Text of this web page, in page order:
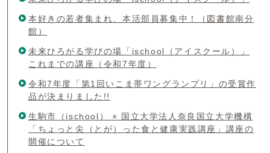
本好きの若者集まれ、本活部員募集中！（図書館南分
館）
未来ひろがる学びの場「ischool（アイスクール）」
これまでの講座（令和7年度）
令和7年度「第1回いこま帯ワングランプリ」の受賞作
品が決まりました!!
生駒市（ischool） × 国立大学法人奈良国立大学機構
「ちょっと尖（とが）った食と健康実践講座」講座の
開催について